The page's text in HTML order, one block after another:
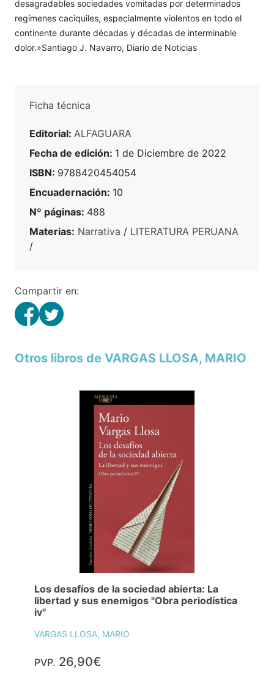
desagradables sociedades vomitadas por determinados
regímenes caciquiles, especialmente violentos en todo el
continente durante décadas y décadas de interminable
dolor.»Santiago J. Navarro, Diario de Noticias
Ficha técnica
Editorial: ALFAGUARA
Fecha de edición: 1 de Diciembre de 2022
ISBN: 9788420454054
Encuadernación: 10
Nº páginas: 488
Materias: Narrativa / LITERATURA PERUANA
/
Compartir en:
Otros libros de VARGAS LLOSA, MARIO
Los desafíos de la sociedad abierta: La
libertad y sus enemigos "Obra periodística
iv"
VARGAS LLOSA, MARIO
PVP. 26,90€